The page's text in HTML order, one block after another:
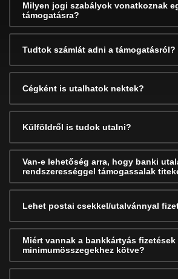
Milyen jogi szabályok vonatkoznak
támogatásra?
Tudtok számlát adni a támogatásról?
Cégként is utalhatok nektek?
Külföldről is tudok utalni?
Van-e lehetőség arra, hogy banki
rendszerességgel támogassalak
Lehet postai csekkel/utalvánnyal
Miért vannak a bankkártyás fizetések
minimumösszegekhez kötve?